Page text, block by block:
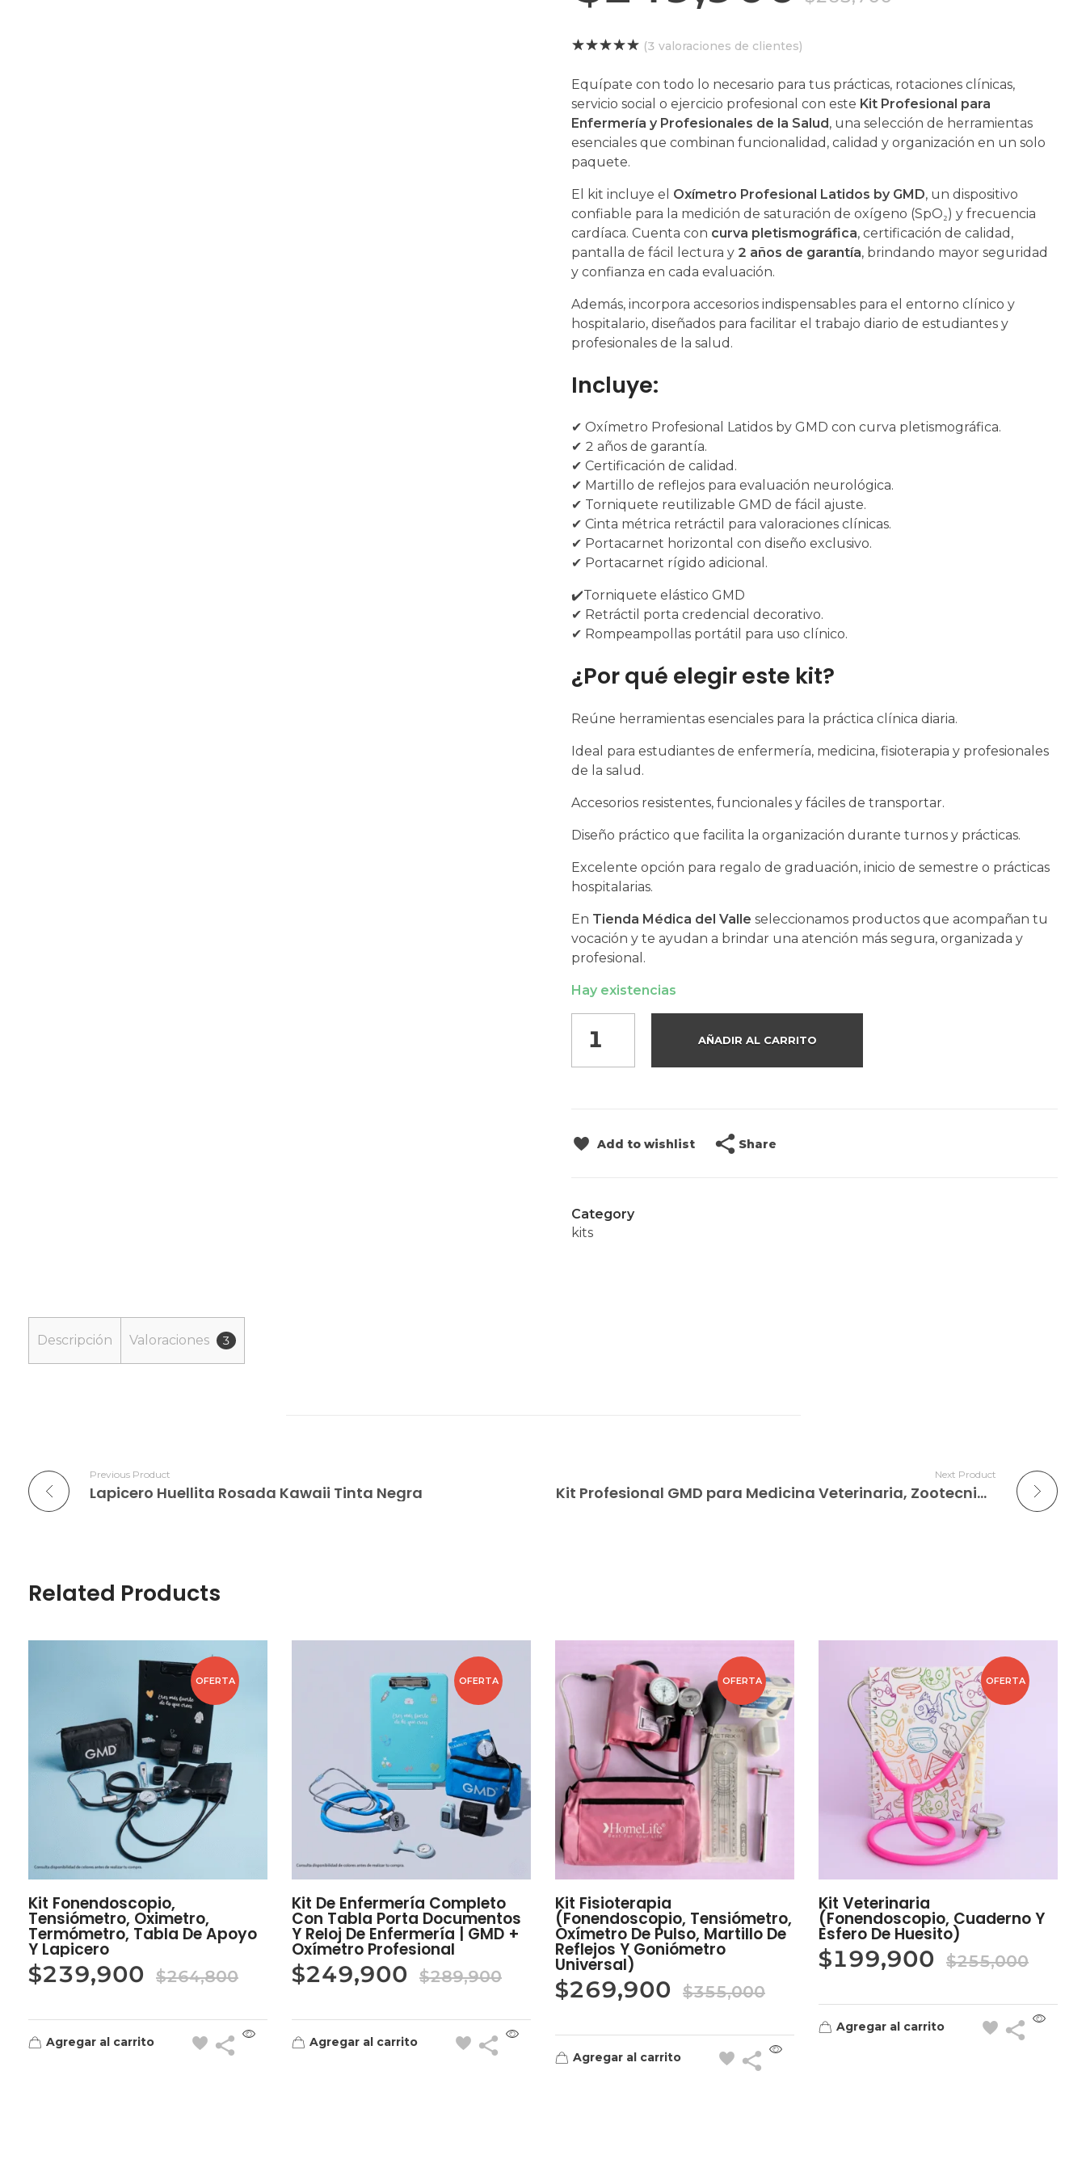
(3 valoraciones de clientes)
Equípate con todo lo necesario para tus prácticas, rotaciones clínicas,
servicio social o ejercicio profesional con este Kit Profesional para
Enfermería y Profesionales de la Salud , una selección de herramientas
esenciales que combinan funcionalidad, calidad y organización en un solo
paquete.
El kit incluye el Oxímetro Profesional Latidos by GMD, un dispositivo
confiable para la medición de saturación de oxígeno (SpO₂) y frecuencia
cardíaca. Cuenta con curva pletismográfica, certificación de calidad,
pantalla de fácil lectura y 2 años de garantía, brindando mayor seguridad
y confianza en cada evaluación.
Además, incorpora accesorios indispensables para el entorno clínico y
hospitalario, diseñados para facilitar el trabajo diario de estudiantes y
profesionales de la salud.
Incluye:
✔ Oxímetro Profesional Latidos by GMD con curva pletismográfica.
✔ 2 años de garantía.
✔ Certificación de calidad.
✔ Martillo de reflejos para evaluación neurológica.
✔ Torniquete reutilizable GMD de fácil ajuste.
✔ Cinta métrica retráctil para valoraciones clínicas.
✔ Portacarnet horizontal con diseño exclusivo.
✔ Portacarnet rígido adicional.
✔️Torniquete elástico GMD
✔ Retráctil porta credencial decorativo.
✔ Rompeampollas portátil para uso clínico.
¿Por qué elegir este kit?
Reúne herramientas esenciales para la práctica clínica diaria.
Ideal para estudiantes de enfermería, medicina, fisioterapia y profesionales
de la salud.
Accesorios resistentes, funcionales y fáciles de transportar.
Diseño práctico que facilita la organización durante turnos y prácticas.
Excelente opción para regalo de graduación, inicio de semestre o prácticas
hospitalarias.
En Tienda Médica del Valle seleccionamos productos que acompañan tu
vocación y te ayudan a brindar una atención más segura, organizada y
profesional.
Hay existencias
AÑADIR AL CARRITO
Add to wishlist Share
Category
kits
Descripción Valoraciones 3
Previous Product
Lapicero Huellita Rosada Kawaii Tinta Negra
Next Product
Kit Profesional GMD para Medicina Veterinaria, Zootecnia y Práctica de Suturas
Related Products
OFERTA
Kit Fonendoscopio,
Tensiómetro, Oximetro,
Termómetro, Tabla De Apoyo
Y Lapicero
$239,900 $264,800
Agregar al carrito
OFERTA
Kit De Enfermería Completo
Con Tabla Porta Documentos
Y Reloj De Enfermería | GMD +
Oxímetro Profesional
$249,900 $289,900
Agregar al carrito
OFERTA
Kit Fisioterapia
(Fonendoscopio, Tensiómetro,
Oxímetro De Pulso, Martillo De
Reflejos Y Goniómetro
Universal)
$269,900 $355,000
Agregar al carrito
OFERTA
Kit Veterinaria
(Fonendoscopio, Cuaderno Y
Esfero De Huesito)
$199,900 $255,000
Agregar al carrito